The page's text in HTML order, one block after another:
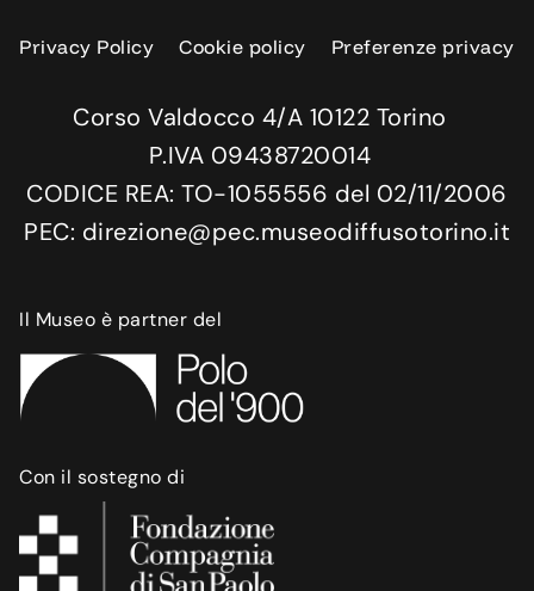
Privacy Policy Cookie policy Preferenze privacy
Corso Valdocco 4/A 10122 Torino
P.IVA 09438720014
CODICE REA: TO-1055556 del 02/11/2006
PEC: direzione@pec.museodiffusotorino.it
Il Museo è partner del
Con il sostegno di